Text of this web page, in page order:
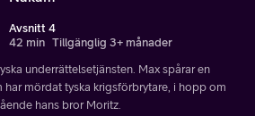
Avsnitt 4
42 min Tillgänglig 3+ månader
underrättelsetjänsten. Max spårar en
har mördat tyska krigsförbrytare, i hopp om
hans bror Moritz.